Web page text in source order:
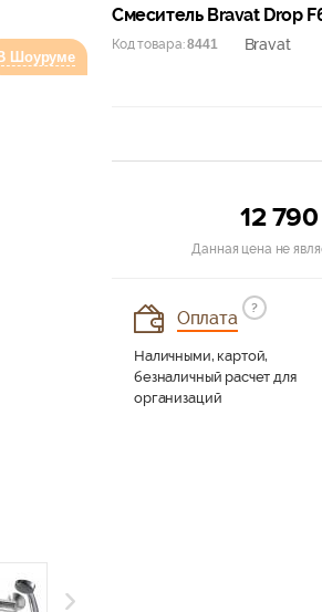
Смеситель Bravat Drop
Код товара: 8441
Bravat
Шоуруме
12 790
Данная цена не
Оплата
?
Наличными, картой,
безналичный расчет для
организаций